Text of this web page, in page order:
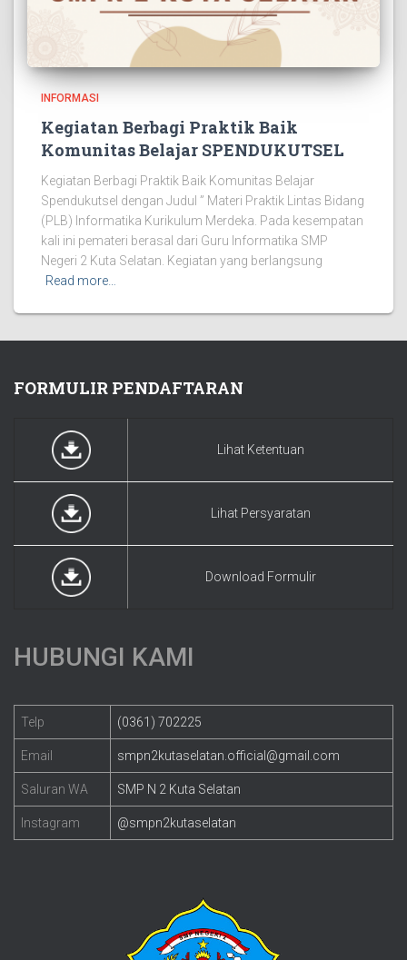
INFORMASI
Kegiatan Berbagi Praktik Baik
Komunitas Belajar SPENDUKUTSEL
Kegiatan Berbagi Praktik Baik Komunitas Belajar
Spendukutsel dengan Judul ” Materi Praktik Lintas Bidang
(PLB) Informatika Kurikulum Merdeka. Pada kesempatan
kali ini pemateri berasal dari Guru Informatika SMP
Negeri 2 Kuta Selatan. Kegiatan yang berlangsung
Read more…
FORMULIR PENDAFTARAN
Lihat Ketentuan
Lihat Persyaratan
Download Formulir
HUBUNGI KAMI
Telp (0361) 702225
Email smpn2kutaselatan.official@gmail.com
Saluran WA SMP N 2 Kuta Selatan
Instagram @smpn2kutaselatan